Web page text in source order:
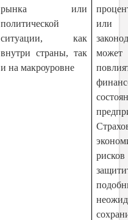
рынка или
политической
ситуации, как
внутри страны, так
и на макроуровне
или